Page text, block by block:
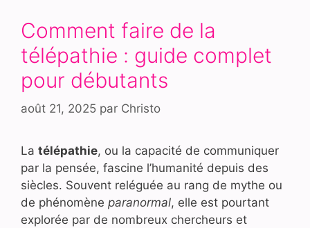
Comment faire de la
télépathie : guide complet
pour débutants
août 21, 2025 par Christo
La télépathie, ou la capacité de communiquer
par la pensée, fascine l’humanité depuis des
siècles. Souvent reléguée au rang de mythe ou
de phénomène paranormal, elle est pourtant
explorée par de nombreux chercheurs et